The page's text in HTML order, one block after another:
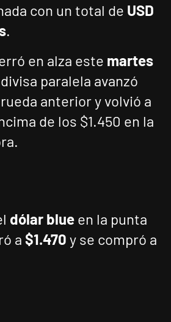
con un total de USD
.
en alza este martes
paralela avanzó
anterior y volvió a
de los $1.450 en la
dólar blue en la punta
a $1.470 y se compró a